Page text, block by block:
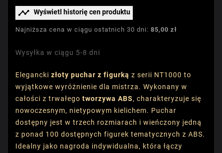
 Wyświetl historię cen produktu
Najniższa cena w ciągu ostatnich 30 dni: 85,00 zł
Wysyłka w ciągu 5-8 dni
Elegancki złoty puchar z figurką z serii NT1000 to
wyjątkowe wyróżnienie dla mistrza. Wykonany w
całości z trwałego tworzywa ABS, charakteryzuje się
nowoczesnym, nietypowym kielichem. Puchar
dostępny jest w trzech rozmiarach i wieńczony jedną
z ponad 100 dostępnych figurek tematycznych z ABS.
Idealny jako nagroda indywidualna, która łączy